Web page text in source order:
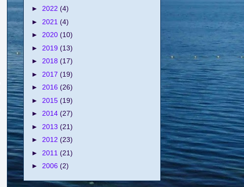
► 2022 (4)
► 2021 (4)
► 2020 (10)
► 2019 (13)
► 2018 (17)
► 2017 (19)
► 2016 (26)
► 2015 (19)
► 2014 (27)
► 2013 (21)
► 2012 (23)
► 2011 (21)
► 2006 (2)